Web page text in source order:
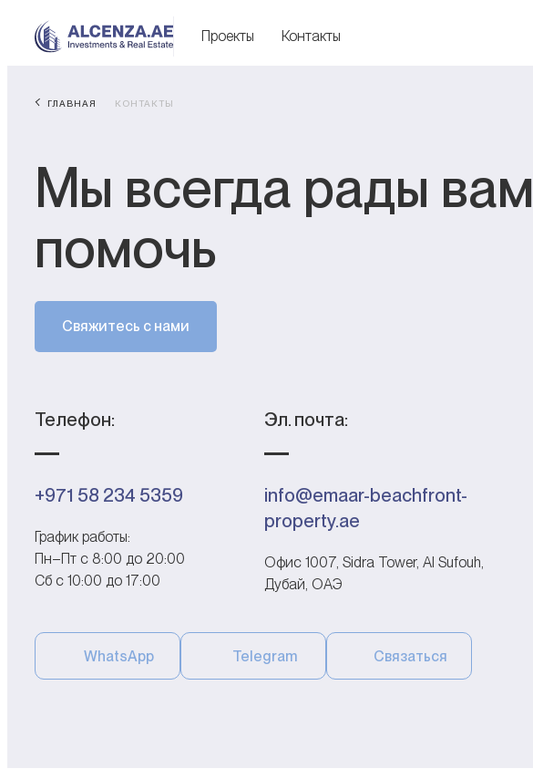
Проекты Контакты
ГЛАВНАЯ КОНТАКТЫ
Мы всегда рады вам
помочь
Свяжитесь с нами
Телефон:
+971 58 234 5359
График работы:
Пн–Пт с 8:00 до 20:00
Cб с 10:00 до 17:00
Эл. почта:
info@emaar-beachfront-
property.ae
Офис 1007, Sidra Tower, Al Sufouh,
Дубай, ОАЭ
WhatsApp Telegram Связаться